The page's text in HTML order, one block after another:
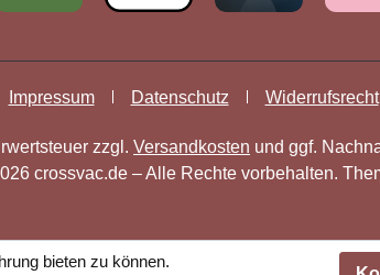
Impressum Datenschutz Widerrufsrecht
zzgl. Versandkosten und ggf.
crossvac.de – Alle Rechte vorbehalten.
bieten zu können.